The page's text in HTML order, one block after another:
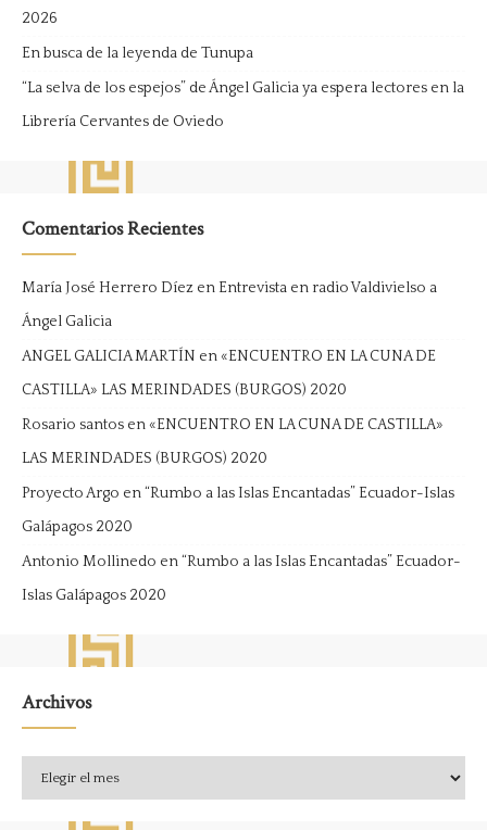
2026
En busca de la leyenda de Tunupa
“La selva de los espejos” de Ángel Galicia ya espera lectores en la
Librería Cervantes de Oviedo
Comentarios Recientes
María José Herrero Díez en Entrevista en radio Valdivielso a
Ángel Galicia
ANGEL GALICIA MARTÍN en«ENCUENTRO EN LA CUNA DE
CASTILLA» LAS MERINDADES (BURGOS) 2020
Rosario santos en«ENCUENTRO EN LA CUNA DE CASTILLA»
LAS MERINDADES (BURGOS) 2020
Proyecto Argo en“Rumbo a las Islas Encantadas” Ecuador-Islas
Galápagos 2020
Antonio Mollinedo en“Rumbo a las Islas Encantadas” Ecuador-
Islas Galápagos 2020
ArchivosArchivos